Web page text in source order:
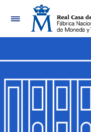
Mostrar/Ocultar
Mostrar/Ocultar